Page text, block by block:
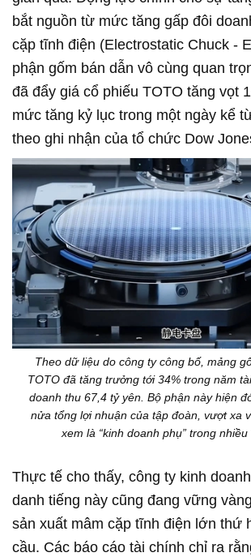
bắt nguồn từ mức tăng gấp đôi
cặp tĩnh điện (Electrostatic Chuck -
phận gốm bán dẫn vô cùng quan
đã đẩy giá cổ phiếu TOTO tăng vọt
mức tăng kỷ lục trong một ngày kể
theo ghi nhận của tổ chức Dow
Theo dữ liệu do công ty công bố, mảng
TOTO đã tăng trưởng tới 34% trong năm
doanh thu 67,4 tỷ yên. Bộ phận này hiện
nửa tổng lợi nhuận của tập đoàn, vượt xa
xem là “kinh doanh phụ” trong nhiều
Thực tế cho thấy, công ty kinh
danh tiếng này cũng đang vững
sản xuất mâm cặp tĩnh điện lớn thứ
cầu. Các báo cáo tài chính chỉ ra